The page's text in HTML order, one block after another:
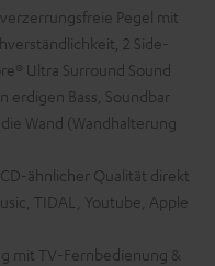
Pegel mit
2 Side-
Ultra Surround Sound
erdigen Bass, Soundbar
Wand (Wandhalterung
ähnlicher Qualität direkt
TIDAL, Youtube, Apple
mit TV-Fernbedienung &